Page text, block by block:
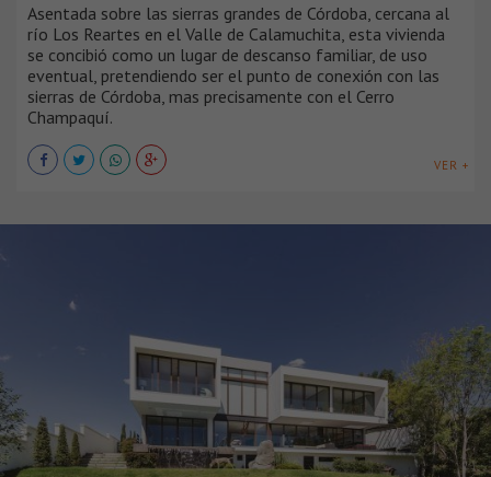
Asentada sobre las sierras grandes de Córdoba, cercana al
río Los Reartes en el Valle de Calamuchita, esta vivienda
se concibió como un lugar de descanso familiar, de uso
eventual, pretendiendo ser el punto de conexión con las
sierras de Córdoba, mas precisamente con el Cerro
Champaquí.
VER +